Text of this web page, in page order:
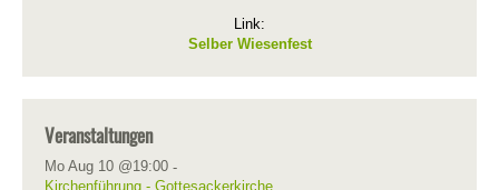
Link:
Selber Wiesenfest
Veranstaltungen
Mo Aug 10 @19:00 -
Kirchenführung - Gottesackerkirche